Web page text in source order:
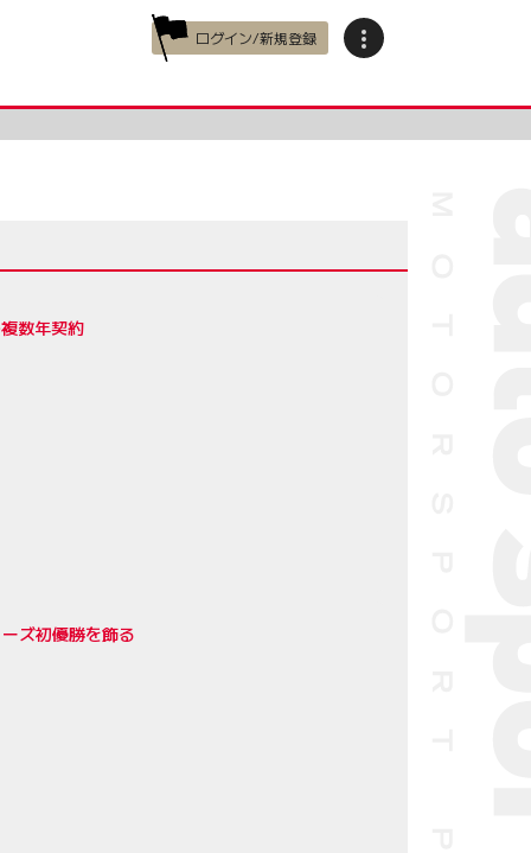
ログイン/新規登録
数年契約
ズ初優勝を飾る